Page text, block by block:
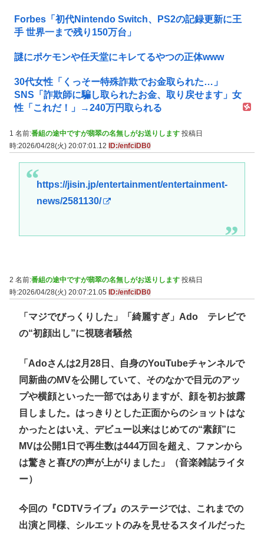
Forbes「初代Nintendo Switch、PS2の記録更新に王
手 世界一まで残り150万台」
謎にポケモンや任天堂にキレてるやつの正体www
30代女性「くっそー特殊詐欺でお金取られた…」
SNS「詐欺師に騙し取られたお金、取り戻せます」女
性「これだ！」→240万円取られる
1 名前:番組の途中ですが翡翠の名無しがお送りします 投稿日
時:2026/04/28(火) 20:07:01.12
ID:/enfciDB0
https://jisin.jp/entertainment/entertainment-
news/2581130/
2 名前:番組の途中ですが翡翠の名無しがお送りします 投稿日
時:2026/04/28(火) 20:07:21.05
ID:/enfciDB0
「マジでびっくりした」「綺麗すぎ」Ado テレビで
の“初顔出し”に視聴者騒然
「Adoさんは2月28日、自身のYouTubeチャンネルで
同新曲のMVを公開していて、そのなかで目元のアッ
プや横顔といった一部ではありますが、顔を初お披露
目しました。はっきりとした正面からのショットはな
かったとはいえ、デビュー以来はじめての“素顔”に
MVは公開1日で再生数は444万回を超え、ファンから
は驚きと喜びの声が上がりました」（音楽雑誌ライタ
ー）
今回の『CDTVライブ』のステージでは、これまでの
出演と同様、シルエットのみを見せるスタイルだった